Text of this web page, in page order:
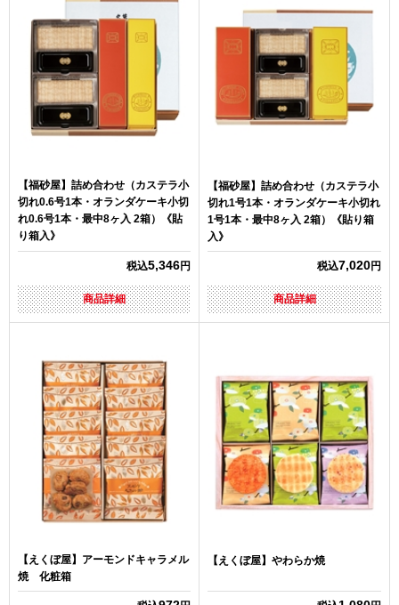
【福砂屋】詰め合わせ（カステラ小
切れ0.6号1本・オランダケーキ小切
れ0.6号1本・最中8ヶ入 2箱）《貼
り箱入》
税込5,346円
商品詳細
【福砂屋】詰め合わせ（カステラ小
切れ1号1本・オランダケーキ小切れ
1号1本・最中8ヶ入 2箱）《貼り箱
入》
税込7,020円
商品詳細
【えくぼ屋】アーモンドキャラメル
焼 化粧箱
【えくぼ屋】やわらか焼